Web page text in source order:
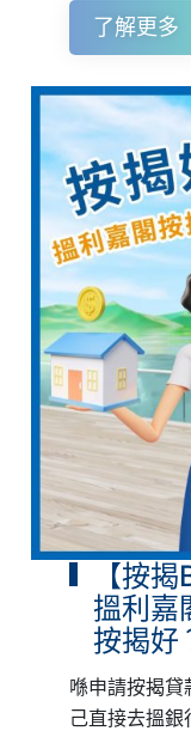
了解更多
【按
搵利嘉
按揭好
喺申請按揭貸
己直接去搵